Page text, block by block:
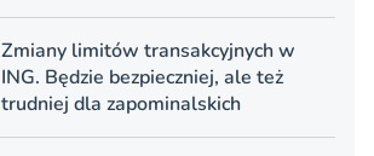
Zmiany limitów transakcyjnych w
ING. Będzie bezpieczniej, ale też
trudniej dla zapominalskich